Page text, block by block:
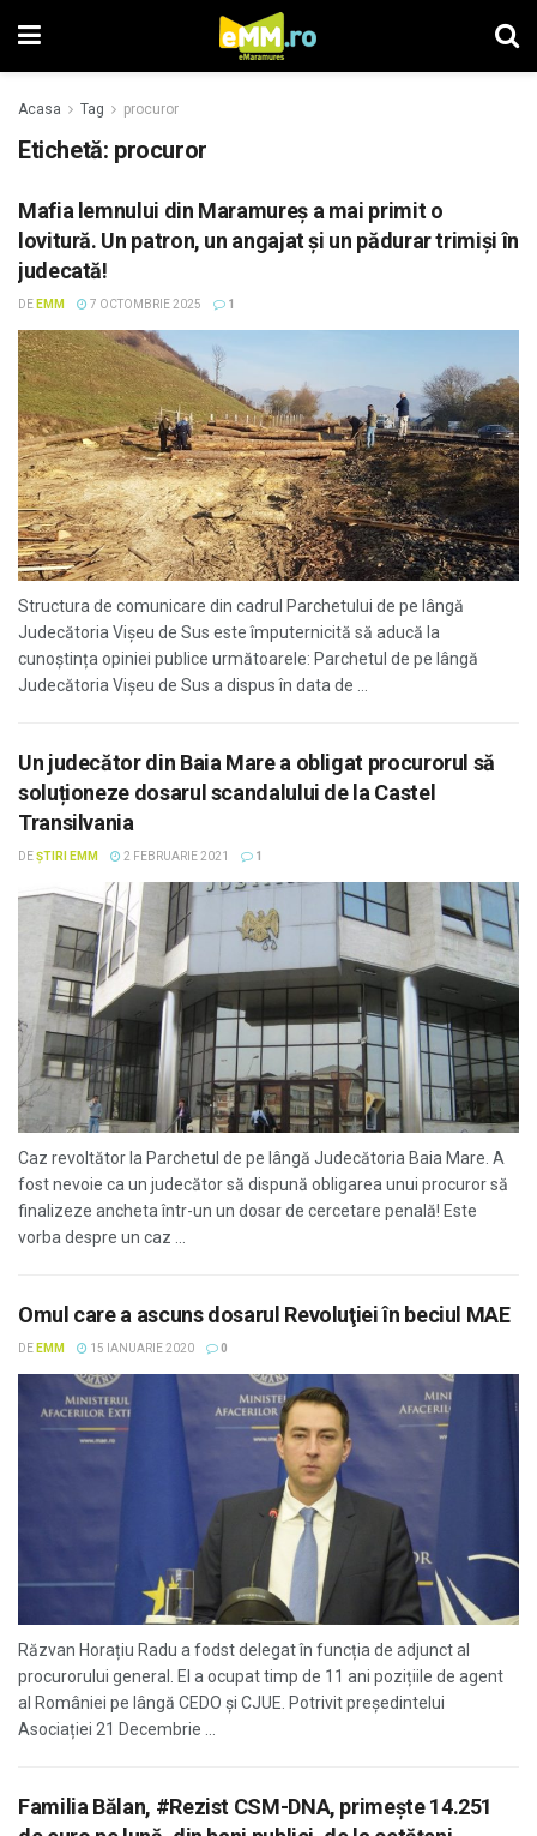
Acasa Tag procuror
Etichetă: procuror
Mafia lemnului din Maramureș a mai primit o
lovitură. Un patron, un angajat și un pădurar trimiși în
judecată!
DE EMM 7 OCTOMBRIE 2025 1
Structura de comunicare din cadrul Parchetului de pe lângă
Judecătoria Vişeu de Sus este împuternicită să aducă la
cunoștința opiniei publice următoarele: Parchetul de pe lângă
Judecătoria Vişeu de Sus a dispus în data de ...
Un judecător din Baia Mare a obligat procurorul să
soluționeze dosarul scandalului de la Castel
Transilvania
DEȘTIRI EMM 2 FEBRUARIE 2021 1
Caz revoltător la Parchetul de pe lângă Judecătoria Baia Mare. A
fost nevoie ca un judecător să dispună obligarea unui procuror să
finalizeze ancheta într-un un dosar de cercetare penală! Este
vorba despre un caz ...
Omul care a ascuns dosarul Revoluţiei în beciul MAE
DE EMM 15 IANUARIE 2020 0
Răzvan Horațiu Radu a fodst delegat în funcția de adjunct al
procurorului general. El a ocupat timp de 11 ani pozițiile de agent
al României pe lângă CEDO şi CJUE. Potrivit președintelui
Asociației 21 Decembrie ...
Familia Bălan, #Rezist CSM-DNA, primeşte 14.251